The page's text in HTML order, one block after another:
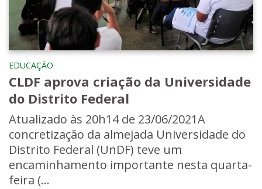
EDUCAÇÃO
CLDF aprova criação da Universidade
do Distrito Federal
Atualizado às 20h14 de 23/06/2021A
concretização da almejada Universidade do
Distrito Federal (UnDF) teve um
encaminhamento importante nesta quarta-
feira (...